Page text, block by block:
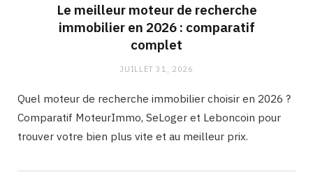
Le meilleur moteur de recherche
immobilier en 2026 : comparatif
complet
JUILLET 31, 2026
Quel moteur de recherche immobilier choisir en 2026 ?
Comparatif MoteurImmo, SeLoger et Leboncoin pour
trouver votre bien plus vite et au meilleur prix.